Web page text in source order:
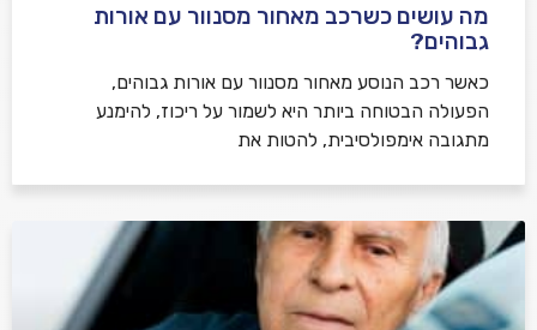
מה עושים כשרכב מאחור מסנוור עם אורות
גבוהים?
כאשר רכב הנוסע מאחור מסנוור עם אורות גבוהים,
הפעולה הבטוחה ביותר היא לשמור על ריכוז, להימנע
מתגובה אימפולסיבית, להטות את